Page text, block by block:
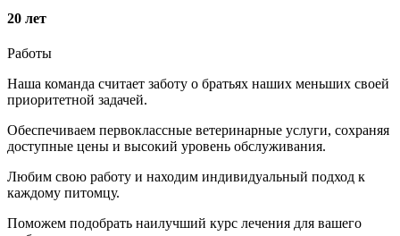
20 лет
Работы
Наша команда считает заботу о братьях наших меньших своей
приоритетной задачей.
Обеспечиваем первоклассные ветеринарные услуги, сохраняя
доступные цены и высокий уровень обслуживания.
Любим свою работу и находим индивидуальный подход к
каждому питомцу.
Поможем подобрать наилучший курс лечения для вашего